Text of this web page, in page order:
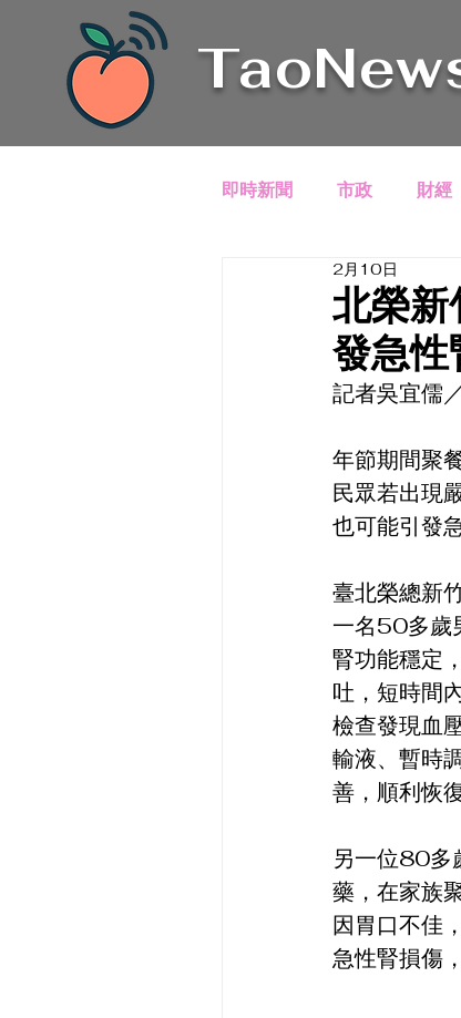
即時新聞 市政 財經
北榮
發急性
2月10日
記者吳宜儒
年節期間聚
民眾若出現
也可能引發
臺北榮總新
一名50多歲
腎功能穩定
吐，短時間
檢查發現血
輸液、暫時
善，順利恢
另一位80多
藥，在家族
因胃口不佳
急性腎損傷